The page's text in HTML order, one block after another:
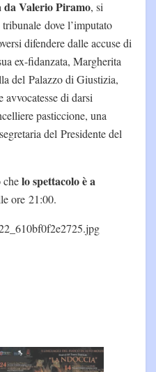
da Valerio Piramo, si
dove l’imputato
difendere dalle accuse di
ex-fidanzata, Margherita
del Palazzo di Giustizia,
di darsi
pasticcione, una
del Presidente del
chelo spettacolo è a
ore 21:00.